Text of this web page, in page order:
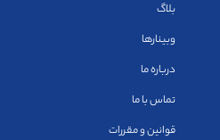
بلاگ
وبینارها
درباره ما
تماس با ما
قوانین و مقررات